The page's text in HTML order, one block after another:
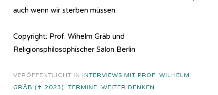
auch wenn wir sterben müssen.
Copyright: Prof. Wihelm Gräb und
Religionsphilosophischer Salon Berlin
VERÖFFENTLICHT IN INTERVIEWS MIT PROF. WILHELM
GRÄB (✝ 2023), TERMINE, WEITER DENKEN